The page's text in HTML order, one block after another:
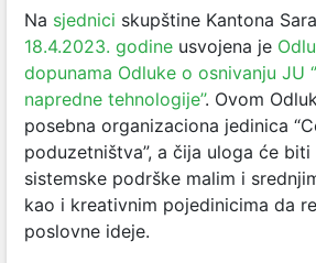
Na sjednici skupštine Kantona
18.4.2023. godine usvojena je
dopunama Odluke o osnivanju JU
napredne tehnologije’’. Ovom
posebna organizaciona jedinica
poduzetništva”, a čija uloga će biti
sistemske podrške malim i
kao i kreativnim pojedinicima da
poslovne ideje.